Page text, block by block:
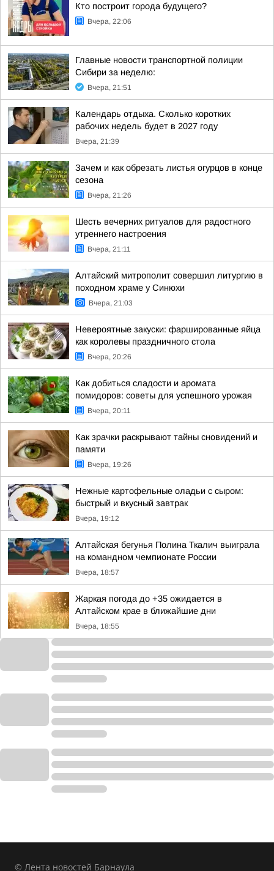
Кто построит города будущего?
Вчера, 22:06
Главные новости транспортной полиции
Сибири за неделю:
Вчера, 21:51
Календарь отдыха. Сколько коротких
рабочих недель будет в 2027 году
Вчера, 21:39
Зачем и как обрезать листья огурцов в конце
сезона
Вчера, 21:26
Шесть вечерних ритуалов для радостного
утреннего настроения
Вчера, 21:11
Алтайский митрополит совершил литургию в
походном храме у Синюхи
Вчера, 21:03
Невероятные закуски: фаршированные яйца
как королевы праздничного стола
Вчера, 20:26
Как добиться сладости и аромата
помидоров: советы для успешного урожая
Вчера, 20:11
Как зрачки раскрывают тайны сновидений и
памяти
Вчера, 19:26
Нежные картофельные оладьи с сыром:
быстрый и вкусный завтрак
Вчера, 19:12
Алтайская бегунья Полина Ткалич выиграла
на командном чемпионате России
Вчера, 18:57
Жаркая погода до +35 ожидается в
Алтайском крае в ближайшие дни
Вчера, 18:55
© Лента новостей Барнаула